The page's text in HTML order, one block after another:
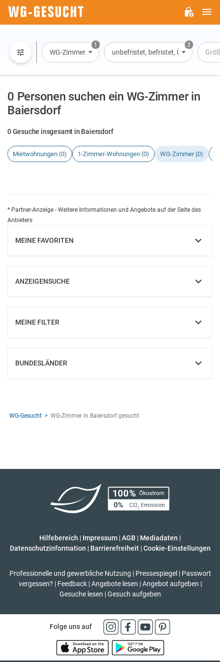
1
WG-Zimmer
3
unbefristet, befristet, Übernachtung
0 Personen suchen ein WG-Zimmer in
Baiersdorf
0 Gesuche insgesamt in Baiersdorf
Mietwohnungen (0) 1-Zimmer-Wohnungen (0) WG-Zimmer (0)
* Partner-Anzeige - Weitere Informationen und Angebote auf der Seite des
Anbieters
MEINE FAVORITEN
EINBLENDEN
ANZEIGENSUCHE
EINBLENDEN
MEINE FILTER
EINBLENDEN
BUNDESLÄNDER
EINBLENDEN
WG-Gesucht WG-Zimmer in Baiersdorf gesucht
Hilfebereich | Impressum |AGB | Mediadaten |
Datenschutzinformation | Barrierefreiheit | Cookie-Einstellungen
Professionelle und gewerbliche Nutzung | Pressespiegel | Passwort
vergessen? | Feedback | Angebote lesen | Angebot aufgeben |
Gesuche lesen | Gesuch aufgeben
Folge uns auf